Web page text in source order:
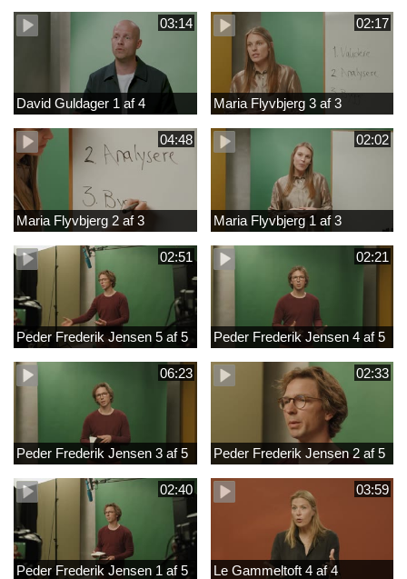
03:14
David Guldager 1 af 4
02:17
Maria Flyvbjerg 3 af 3
04:48
Maria Flyvbjerg 2 af 3
02:02
Maria Flyvbjerg 1 af 3
02:51
Peder Frederik Jensen 5 af 5
02:21
Peder Frederik Jensen 4 af 5
06:23
Peder Frederik Jensen 3 af 5
02:33
Peder Frederik Jensen 2 af 5
02:40
Peder Frederik Jensen 1 af 5
03:59
Le Gammeltoft 4 af 4